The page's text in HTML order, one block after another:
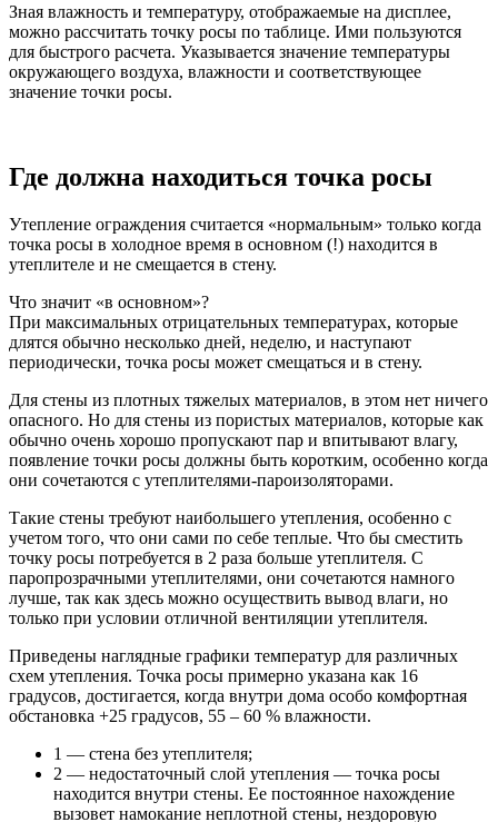
Зная влажность и температуру, отображаемые на дисплее,
можно рассчитать точку росы по таблице. Ими пользуются
для быстрого расчета. Указывается значение температуры
окружающего воздуха, влажности и соответствующее
значение точки росы.
Где должна находиться точка росы
Утепление ограждения считается «нормальным» только когда
точка росы в холодное время в основном (!) находится в
утеплителе и не смещается в стену.
Что значит «в основном»?
При максимальных отрицательных температурах, которые
длятся обычно несколько дней, неделю, и наступают
периодически, точка росы может смещаться и в стену.
Для стены из плотных тяжелых материалов, в этом нет ничего
опасного. Но для стены из пористых материалов, которые как
обычно очень хорошо пропускают пар и впитывают влагу,
появление точки росы должны быть коротким, особенно когда
они сочетаются с утеплителями-пароизоляторами.
Такие стены требуют наибольшего утепления, особенно с
учетом того, что они сами по себе теплые. Что бы сместить
точку росы потребуется в 2 раза больше утеплителя. С
паропрозрачными утеплителями, они сочетаются намного
лучше, так как здесь можно осуществить вывод влаги, но
только при условии отличной вентиляции утеплителя.
Приведены наглядные графики температур для различных
схем утепления. Точка росы примерно указана как 16
градусов, достигается, когда внутри дома особо комфортная
обстановка +25 градусов, 55 – 60 % влажности.
1 — стена без утеплителя;
2 — недостаточный слой утепления — точка росы
находится внутри стены. Ее постоянное нахождение
вызовет намокание неплотной стены, нездоровую